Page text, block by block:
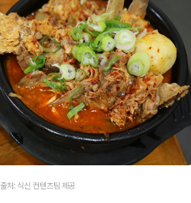
출처: 식신 컨텐츠팀 제공